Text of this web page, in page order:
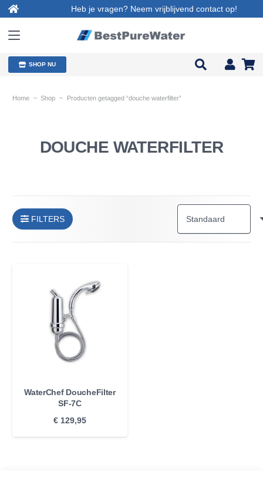
Heb je vragen? Neem vrijblijvend contact op!
SHOP NU
Home ~ Shop ~ Producten getagged “douche waterfilter”
DOUCHE WATERFILTER
FILTERS
WaterChef DoucheFilter
SF-7C
€ 129,95